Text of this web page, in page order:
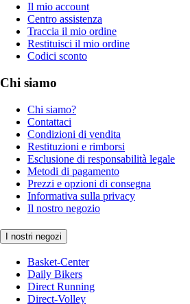
Il mio account
Centro assistenza
Traccia il mio ordine
Restituisci il mio ordine
Codici sconto
Chi siamo
Chi siamo?
Contattaci
Condizioni di vendita
Restituzioni e rimborsi
Esclusione di responsabilità legale
Metodi di pagamento
Prezzi e opzioni di consegna
Informativa sulla privacy
Il nostro negozio
I nostri negozi
Basket-Center
Daily Bikers
Direct Running
Direct-Volley